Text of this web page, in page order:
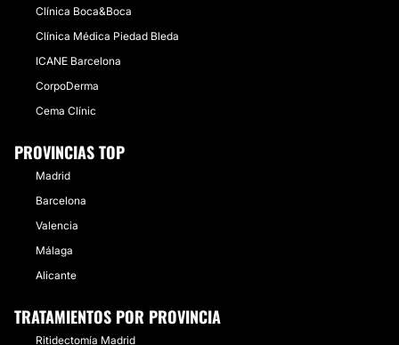
Clínica Boca&Boca
Clínica Médica Piedad Bleda
ICANE Barcelona
CorpoDerma
Cema Clínic
PROVINCIAS TOP
Madrid
Barcelona
Valencia
Málaga
Alicante
TRATAMIENTOS POR PROVINCIA
Ritidectomía Madrid